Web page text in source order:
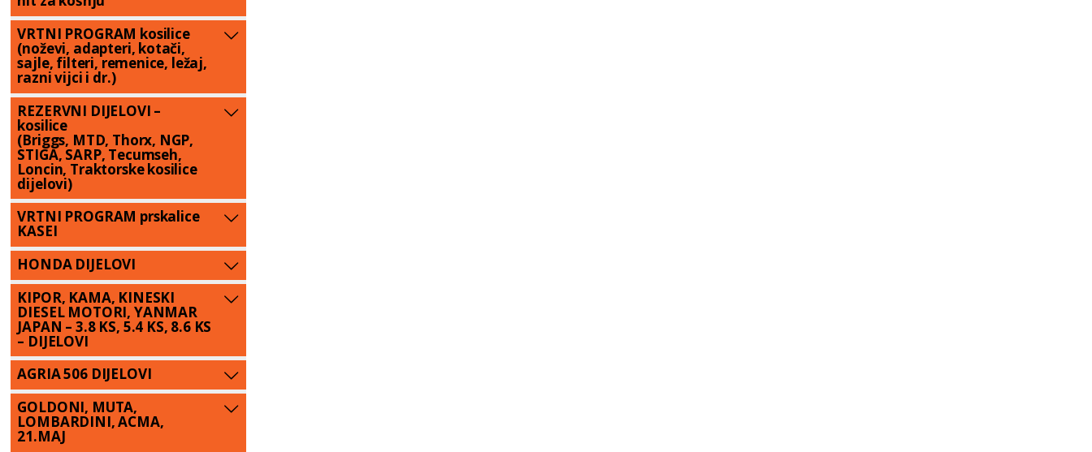
VRTNI PROGRAM kosilice
(noževi, adapteri, kotači,
sajle, filteri, remenice, ležaj,
razni vijci i dr.)
REZERVNI DIJELOVI –
kosilice
(Briggs, MTD, Thorx, NGP,
STIGA, SARP, Tecumseh,
Loncin, Traktorske kosilice
dijelovi)
VRTNI PROGRAM prskalice
KASEI
HONDA DIJELOVI
KIPOR, KAMA, KINESKI
DIESEL MOTORI, YANMAR
JAPAN – 3.8 KS, 5.4 KS, 8.6 KS
– DIJELOVI
AGRIA 506 DIJELOVI
GOLDONI, MUTA,
LOMBARDINI, ACMA,
21.MAJ